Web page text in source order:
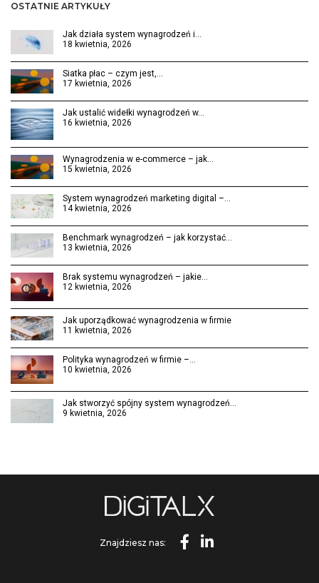
OSTATNIE ARTYKUŁY
Jak działa system wynagrodzeń i…
18 kwietnia, 2026
Siatka płac – czym jest,…
17 kwietnia, 2026
Jak ustalić widełki wynagrodzeń w…
16 kwietnia, 2026
Wynagrodzenia w e-commerce – jak…
15 kwietnia, 2026
System wynagrodzeń marketing digital –…
14 kwietnia, 2026
Benchmark wynagrodzeń – jak korzystać…
13 kwietnia, 2026
Brak systemu wynagrodzeń – jakie…
12 kwietnia, 2026
Jak uporządkować wynagrodzenia w firmie
11 kwietnia, 2026
Polityka wynagrodzeń w firmie –…
10 kwietnia, 2026
Jak stworzyć spójny system wynagrodzeń…
9 kwietnia, 2026
Znajdziesz nas: